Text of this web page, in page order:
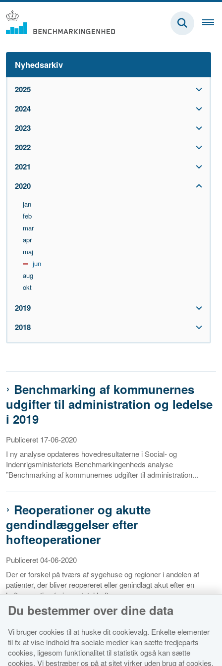
Nyhedsarkiv
2025
2024
2023
2022
2021
2020
jan
feb
mar
apr
maj
jun
aug
okt
2019
2018
Benchmarking af kommunernes
udgifter til administration og ledelse
i 2019
Publiceret 17-06-2020
I ny analyse opdateres hovedresultaterne i Social- og
Indenrigsministeriets Benchmarkingenheds analyse
”Benchmarking af kommunernes udgifter til administration...
Reoperationer og akutte
gendindlæggelser efter
hofteoperationer
Publiceret 04-06-2020
Der er forskel på tværs af sygehuse og regioner i andelen af
patienter, der bliver reopereret eller genindlagt akut efter en
hofteoperation (primær total hoftea...
Du bestemmer over dine data
Vi bruger cookies til at huske dit cookievalg. Enkelte elementer
til fx at vise indhold fra sociale medier kan sætte tredjeparts
cookies, ligesom funktionalitet til statistik også kan sætte
cookies. Vi bestræber os på at sitet virker uden brug af cookies.